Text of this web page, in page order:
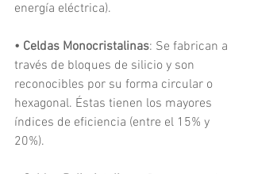
energía eléctrica).
• Celdas Monocristalinas: Se fabrican a
través de bloques de silicio y son
reconocibles por su forma circular o
hexagonal. Éstas tienen los mayores
índices de eficiencia (entre el 15% y
20%).